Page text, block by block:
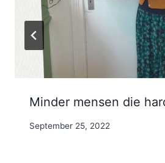
Minder mensen die
By
September 25, 2022